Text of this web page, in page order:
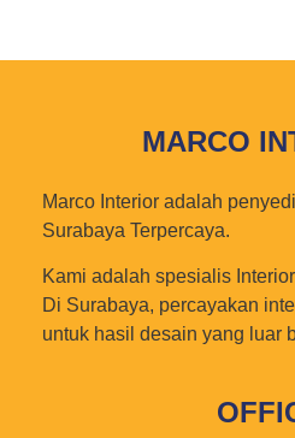
MARCO
Marco Interior adalah
Surabaya Terpercaya.
Kami adalah spesialis
Di Surabaya, percayakan
untuk hasil desain yang luar